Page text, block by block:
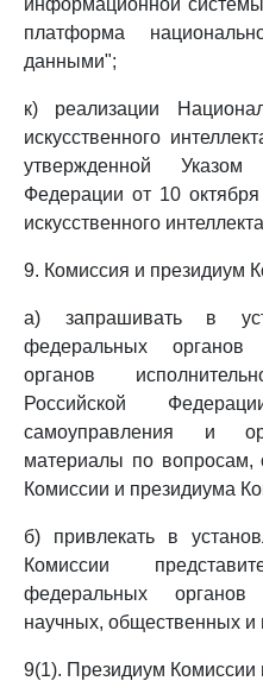
информационной
платформа
данными";
к) реализации
искусственного
утвержденной Указом
Федерации от 10
искусственного
9. Комиссия и президиум
а) запрашивать в
федеральных органов
органов
Российской
самоуправления и
материалы по вопросам,
Комиссии и президиума
б) привлекать в
Комиссии
федеральных органов
научных, общественных и
9(1). Президиум Комиссии